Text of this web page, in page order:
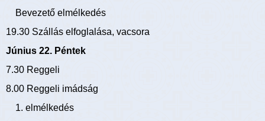
Bevezető elmélkedés
19.30 Szállás elfoglalása, vacsora
Június 22. Péntek
7.30 Reggeli
8.00 Reggeli imádság
1. elmélkedés